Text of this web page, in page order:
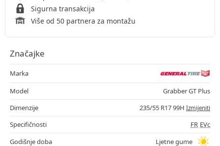
Sigurna transakcija
Više od 50 partnera za montažu
Značajke
Marka
Model
Grabber GT Plus
Dimenzije
235/55 R17 99H Izmijeniti
Specifičnosti FR EVc
Godišnje doba
Ljetne gume